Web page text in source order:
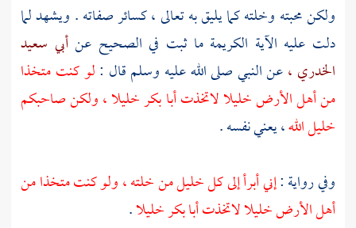
ولكن محبته وخلته كما يليق به تعالى ، كسائر صفاته . ويشهد لما
دلت عليه الآية الكريمة ما ثبت في الصحيح عنأبي سعيد
الخدري ،عن النبي صلى الله عليه وسلم قال :لو كنت متخذا
من أهل الأرض خليلا لاتخذتأبا بكرخليلا ، ولكن صاحبكم
خليل الله، يعني نفسه .
وفي رواية :إني أبرأ إلى كل خليل من خلته ، ولو كنت متخذا من
أهل الأرض خليلا لاتخذتأبا بكرخليلا.